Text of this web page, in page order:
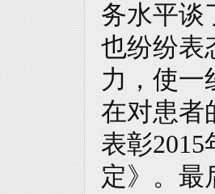
务水平谈
也纷纷表
力，使一
在对患者
表彰
定》。最